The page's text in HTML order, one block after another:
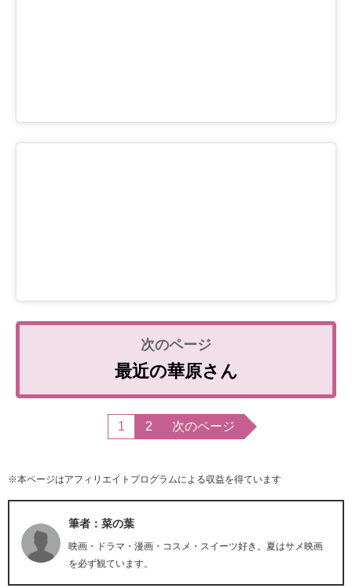
最近の華原さん
1 2 次のページ
※本ページはアフィリエイトプログラムによる収益を得ています
筆者：菜の葉
映画・ドラマ・漫画・コスメ・スイーツ好き。夏はサメ映画
を必ず観ています。